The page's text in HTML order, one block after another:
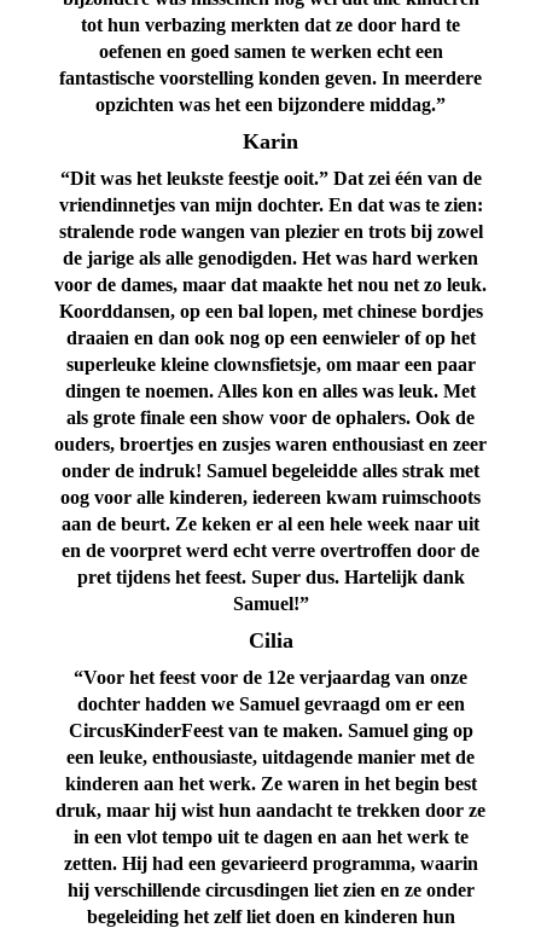
tot hun verbazing merkten dat ze door hard te
oefenen en goed samen te werken echt een
fantastische voorstelling konden geven. In meerdere
opzichten was het een bijzondere middag.”
Karin
“Dit was het leukste feestje ooit.” Dat zei één van de
vriendinnetjes van mijn dochter. En dat was te zien:
stralende rode wangen van plezier en trots bij zowel
de jarige als alle genodigden. Het was hard werken
voor de dames, maar dat maakte het nou net zo leuk.
Koorddansen, op een bal lopen, met chinese bordjes
draaien en dan ook nog op een eenwieler of op het
superleuke kleine clownsfietsje, om maar een paar
dingen te noemen. Alles kon en alles was leuk. Met
als grote finale een show voor de ophalers. Ook de
ouders, broertjes en zusjes waren enthousiast en zeer
onder de indruk! Samuel begeleidde alles strak met
oog voor alle kinderen, iedereen kwam ruimschoots
aan de beurt. Ze keken er al een hele week naar uit
en de voorpret werd echt verre overtroffen door de
pret tijdens het feest. Super dus. Hartelijk dank
Samuel!”
Cilia
“Voor het feest voor de 12e verjaardag van onze
dochter hadden we Samuel gevraagd om er een
CircusKinderFeest van te maken. Samuel ging op
een leuke, enthousiaste, uitdagende manier met de
kinderen aan het werk. Ze waren in het begin best
druk, maar hij wist hun aandacht te trekken door ze
in een vlot tempo uit te dagen en aan het werk te
zetten. Hij had een gevarieerd programma, waarin
hij verschillende circusdingen liet zien en ze onder
begeleiding het zelf liet doen en kinderen hun